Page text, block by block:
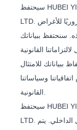
سيحتفظ HUBEI YI-YA PROTECTIVE PRODUCTS CO. ،
LTD. ببياناتك الشخصية فقط طالما كان ذلك ضروريًا للأغراض
سنحتفظ ببياناتك
القانونية
ببياناتك للامتثال
وسياساتنا
القانونية.
سيحتفظ HUBEI YI-YA PROTECTIVE PRODUCTS CO. ،
LTD. أيضًا ببيانات الاستخدام لأغراض التحليل الداخلي. يتم